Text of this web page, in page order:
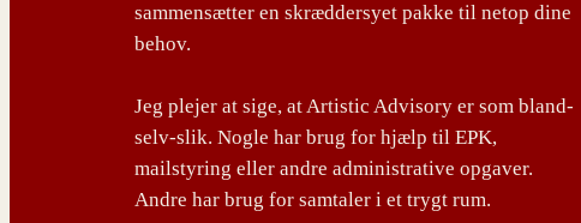
sammensætter en skræddersyet pakke til netop dine
behov.
Jeg plejer at sige, at Artistic Advisory er som bland-
selv-slik. Nogle har brug for hjælp til EPK,
mailstyring eller andre administrative opgaver.
Andre har brug for samtaler i et trygt rum.